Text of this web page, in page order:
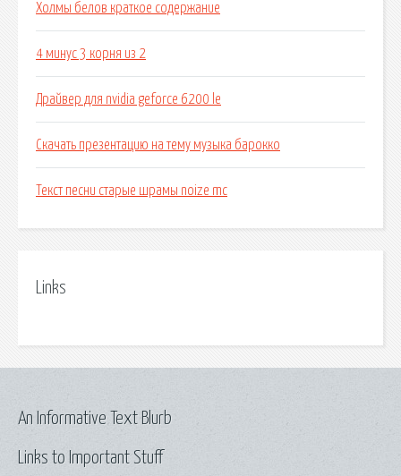
Холмы белов краткое содержание
4 минус 3 корня из 2
Драйвер для nvidia geforce 6200 le
Скачать презентацию на тему музыка барокко
Текст песни старые шрамы noize mc
Links
Links to Important Stuff
An Informative Text Blurb